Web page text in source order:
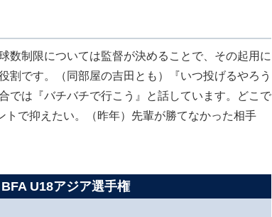
数制限については監督が決めることで、その起用に
割です。（同部屋の吉田とも）『いつ投げるやろう
では『バチバチで行こう』と話しています。どこで
トで抑えたい。（昨年）先輩が勝てなかった相手
U18アジア選手権